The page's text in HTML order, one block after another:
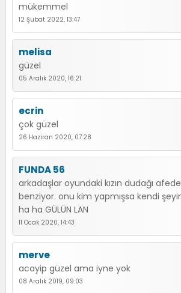
mükemmel
12 Şubat 2022, 13:47
melisa
güzel
05 Aralık 2020, 16:21
ecrin
çok güzel
26 Haziran 2020, 07:28
FUNDA 56
arkadaşlar oyundaki kızın dudağı
benziyor. onu kim yapmışsa kendi
ha ha GÜLÜN LAN
11 Ocak 2020, 14:43
merve
acayip güzel ama iyne yok
08 Aralık 2019, 09:03